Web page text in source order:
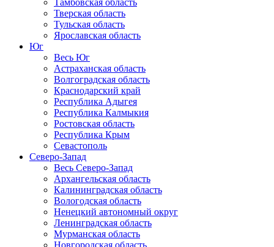
Тамбовская область
Тверская область
Тульская область
Ярославская область
Юг
Весь Юг
Астраханская область
Волгоградская область
Краснодарский край
Республика Адыгея
Республика Калмыкия
Ростовская область
Республика Крым
Севастополь
Северо-Запад
Весь Северо-Запад
Архангельская область
Калининградская область
Вологодская область
Ненецкий автономный округ
Ленинградская область
Мурманская область
Новгородская область